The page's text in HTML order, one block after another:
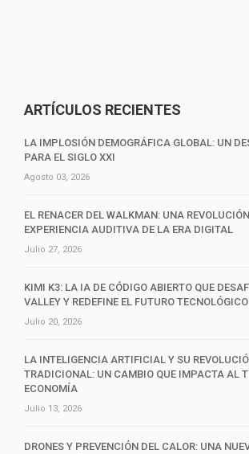
ARTÍCULOS RECIENTES
LA IMPLOSIÓN DEMOGRÁFICA GLOBAL: UN
PARA EL SIGLO XXI
Agosto 03, 2026
EL RENACER DEL WALKMAN: UNA
EXPERIENCIA AUDITIVA DE LA ERA DIGITAL
Julio 27, 2026
KIMI K3: LA IA DE CÓDIGO ABIERTO QUE
VALLEY Y REDEFINE EL FUTURO TECNOLÓGICO
Julio 20, 2026
LA INTELIGENCIA ARTIFICIAL Y SU
TRADICIONAL: UN CAMBIO QUE IMPACTA AL
ECONOMÍA
Julio 13, 2026
DRONES Y PREVENCIÓN DEL CALOR: UNA